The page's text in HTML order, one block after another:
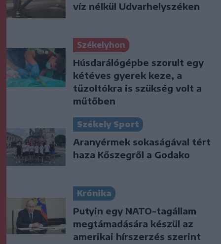
víz nélkül Udvarhelyszéken
Székelyhon
Húsdarálógépbe szorult egy
kétéves gyerek keze, a
tűzoltókra is szükség volt a
műtőben
Székely Sport
Aranyérmek sokaságával tért
haza Kőszegről a Godako
Krónika
Putyin egy NATO-tagállam
megtámadására készül az
amerikai hírszerzés szerint